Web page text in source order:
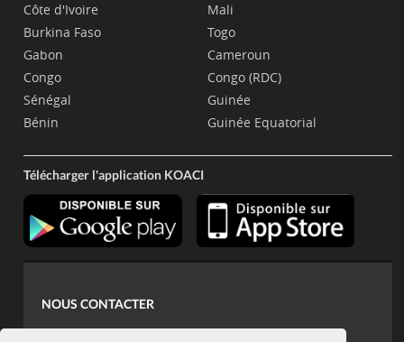
Côte d'Ivoire
Burkina Faso
Gabon
Congo
Sénégal
Bénin
Mali
Togo
Cameroun
Congo (RDC)
Guinée
Guinée Equatorial
Télécharger l'application KOACI
NOUS CONTACTER